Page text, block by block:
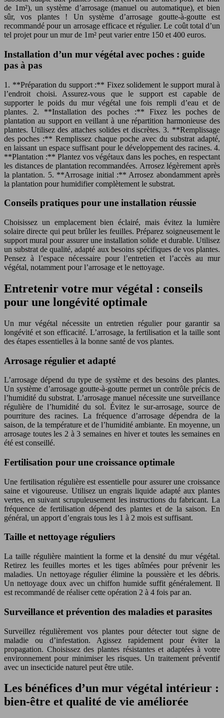
de 1m²), un système d’arrosage (manuel ou automatique), et bien
sûr, vos plantes ! Un système d’arrosage goutte-à-goutte est
recommandé pour un arrosage efficace et régulier. Le coût total d’un
tel projet pour un mur de 1m² peut varier entre 150 et 400 euros.
Installation d’un mur végétal avec poches : guide
pas à pas
1. **Préparation du support :** Fixez solidement le support mural à
l’endroit choisi. Assurez-vous que le support est capable de
supporter le poids du mur végétal une fois rempli d’eau et de
plantes. 2. **Installation des poches :** Fixez les poches de
plantation au support en veillant à une répartition harmonieuse des
plantes. Utilisez des attaches solides et discrètes. 3. **Remplissage
des poches :** Remplissez chaque poche avec du substrat adapté,
en laissant un espace suffisant pour le développement des racines. 4.
**Plantation :** Plantez vos végétaux dans les poches, en respectant
les distances de plantation recommandées. Arrosez légèrement après
la plantation. 5. **Arrosage initial :** Arrosez abondamment après
la plantation pour humidifier complètement le substrat.
Conseils pratiques pour une installation réussie
Choisissez un emplacement bien éclairé, mais évitez la lumière
solaire directe qui peut brûler les feuilles. Préparez soigneusement le
support mural pour assurer une installation solide et durable. Utilisez
un substrat de qualité, adapté aux besoins spécifiques de vos plantes.
Pensez à l’espace nécessaire pour l’entretien et l’accès au mur
végétal, notamment pour l’arrosage et le nettoyage.
Entretenir votre mur végétal : conseils
pour une longévité optimale
Un mur végétal nécessite un entretien régulier pour garantir sa
longévité et son efficacité. L’arrosage, la fertilisation et la taille sont
des étapes essentielles à la bonne santé de vos plantes.
Arrosage régulier et adapté
L’arrosage dépend du type de système et des besoins des plantes.
Un système d’arrosage goutte-à-goutte permet un contrôle précis de
l’humidité du substrat. L’arrosage manuel nécessite une surveillance
régulière de l’humidité du sol. Évitez le sur-arrosage, source de
pourriture des racines. La fréquence d’arrosage dépendra de la
saison, de la température et de l’humidité ambiante. En moyenne, un
arrosage toutes les 2 à 3 semaines en hiver et toutes les semaines en
été est conseillé.
Fertilisation pour une croissance optimale
Une fertilisation régulière est essentielle pour assurer une croissance
saine et vigoureuse. Utilisez un engrais liquide adapté aux plantes
vertes, en suivant scrupuleusement les instructions du fabricant. La
fréquence de fertilisation dépend des plantes et de la saison. En
général, un apport d’engrais tous les 1 à 2 mois est suffisant.
Taille et nettoyage réguliers
La taille régulière maintient la forme et la densité du mur végétal.
Retirez les feuilles mortes et les tiges abîmées pour prévenir les
maladies. Un nettoyage régulier élimine la poussière et les débris.
Un nettoyage doux avec un chiffon humide suffit généralement. Il
est recommandé de réaliser cette opération 2 à 4 fois par an.
Surveillance et prévention des maladies et parasites
Surveillez régulièrement vos plantes pour détecter tout signe de
maladie ou d’infestation. Agissez rapidement pour éviter la
propagation. Choisissez des plantes résistantes et adaptées à votre
environnement pour minimiser les risques. Un traitement préventif
avec un insecticide naturel peut être utile.
Les bénéfices d’un mur végétal intérieur :
bien-être et qualité de vie améliorée